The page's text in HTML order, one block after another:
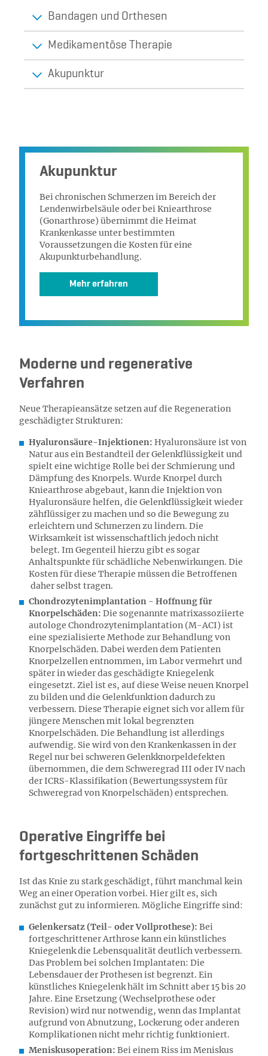
Bandagen und Orthesen
Medikamentöse Therapie
Akupunktur
Akupunktur
Bei chronischen Schmerzen im Bereich der
Lendenwirbelsäule oder bei Kniearthrose
(Gonarthrose) übernimmt die Heimat
Krankenkasse unter bestimmten
Voraussetzungen die Kosten für eine
Akupunkturbehandlung.
Mehr erfahren
Moderne und regenerative
Verfahren
Neue Therapieansätze setzen auf die Regeneration
geschädigter Strukturen:
Hyaluronsäure-Injektionen: Hyaluronsäure ist von
Natur aus ein Bestandteil der Gelenkflüssigkeit und
spielt eine wichtige Rolle bei der Schmierung und
Dämpfung des Knorpels. Wurde Knorpel durch
Kniearthrose abgebaut, kann die Injektion von
Hyaluronsäure helfen, die Gelenkflüssigkeit wieder
zähflüssiger zu machen und so die Bewegung zu
erleichtern und Schmerzen zu lindern. Die
Wirksamkeit ist wissenschaftlich jedoch nicht
belegt. Im Gegenteil hierzu gibt es sogar
Anhaltspunkte für schädliche Nebenwirkungen. Die
Kosten für diese Therapie müssen die Betroffenen
daher selbst tragen.
Chondrozytenimplantation - Hoffnung für
Knorpelschäden: Die sogenannte matrixassoziierte
autologe Chondrozytenimplantation (M-ACI) ist
eine spezialisierte Methode zur Behandlung von
Knorpelschäden. Dabei werden dem Patienten
Knorpelzellen entnommen, im Labor vermehrt und
später in wieder das geschädigte Kniegelenk
eingesetzt. Ziel ist es, auf diese Weise neuen Knorpel
zu bilden und die Gelenkfunktion dadurch zu
verbessern. Diese Therapie eignet sich vor allem für
jüngere Menschen mit lokal begrenzten
Knorpelschäden. Die Behandlung ist allerdings
aufwendig. Sie wird von den Krankenkassen in der
Regel nur bei schweren Gelenkknorpeldefekten
übernommen, die dem Schweregrad III oder IV nach
der ICRS-Klassifikation (Bewertungssystem für
Schweregrad von Knorpelschäden) entsprechen.
Operative Eingriffe bei
fortgeschrittenen Schäden
Ist das Knie zu stark geschädigt, führt manchmal kein
Weg an einer Operation vorbei. Hier gilt es, sich
zunächst gut zu informieren. Mögliche Eingriffe sind:
Gelenkersatz (Teil- oder Vollprothese): Bei
fortgeschrittener Arthrose kann ein künstliches
Kniegelenk die Lebensqualität deutlich verbessern.
Das Problem bei solchen Implantaten: Die
Lebensdauer der Prothesen ist begrenzt. Ein
künstliches Kniegelenk hält im Schnitt aber 15 bis 20
Jahre. Eine Ersetzung (Wechselprothese oder
Revision) wird nur notwendig, wenn das Implantat
aufgrund von Abnutzung, Lockerung oder anderen
Komplikationen nicht mehr richtig funktioniert.
Meniskusoperation: Bei einem Riss im Meniskus